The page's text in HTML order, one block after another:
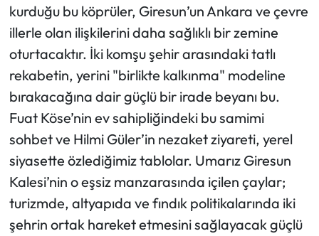
kurduğu bu köprüler, Giresun’un Ankara ve çevre
illerle olan ilişkilerini daha sağlıklı bir zemine
oturtacaktır. İki komşu şehir arasındaki tatlı
rekabetin, yerini "birlikte kalkınma" modeline
bırakacağına dair güçlü bir irade beyanı bu.
Fuat Köse’nin ev sahipliğindeki bu samimi
sohbet ve Hilmi Güler’in nezaket ziyareti, yerel
siyasette özlediğimiz tablolar. Umarız Giresun
Kalesi’nin o eşsiz manzarasında içilen çaylar;
turizmde, altyapıda ve fındık politikalarında iki
şehrin ortak hareket etmesini sağlayacak güçlü